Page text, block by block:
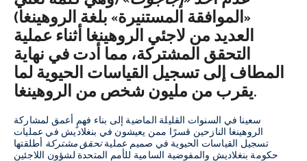
«الموافقة المستنيرة» بلغة الروهينغا)
العديد من لاجئي الروهينغا أثناء عملية
التحقق المشتركة، مما أدت في نهاية
المطاف إلى تسجيل القياسات الحيوية لما
يقرب من مليون شخص من الروهينغا.
سعينا في السنوات القليلة الماضية إلى بناء فهمٍ أعمق لمشاركة
الروهينغا النازحين قسرًا ممن يعيشون في بنغلاديش في عمليات
تسجيل القياسات الحيوية في صميم عمليةتحقق مشتركة أطلقتها
حكومة بنغلاديش والمفوضية السامية للأمم المتحدة لشؤون اللاجئين